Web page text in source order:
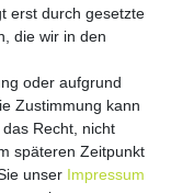
erst durch gesetzte
die wir in den
oder aufgrund
Zustimmung kann
Recht, nicht
späteren Zeitpunkt
unser Impressum